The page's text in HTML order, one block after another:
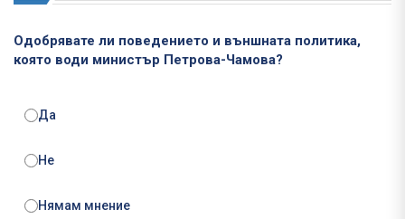
Одобрявате ли поведението и външната политика,
която води министър Петрова-Чамова?
Да
Не
Нямам мнение